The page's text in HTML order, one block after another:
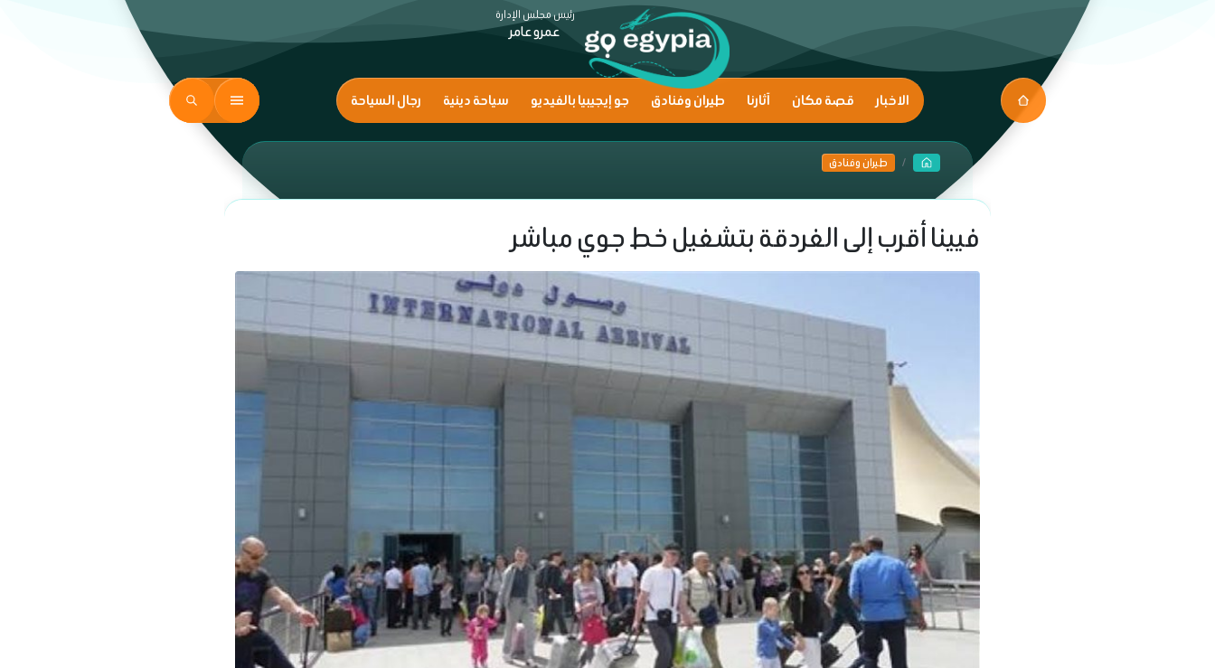
رئيس مجلس الإدارة
عمرو عامر
الاخبار قصة مكان آثارنا طيران وفنادق جو إيجيبيا بالفيديو سياحة دينية رجال السياحة
طيران وفنادق
فيينا أقرب إلى الغردقة بتشغيل خط جوي مباشر